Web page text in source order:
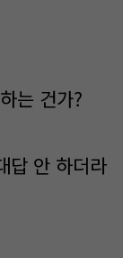
는 건가?
답 안 하더라